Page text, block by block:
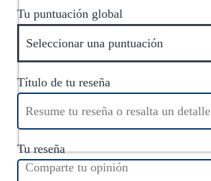
Colón
Tu puntuación global
Título de tu reseña
Tu reseña